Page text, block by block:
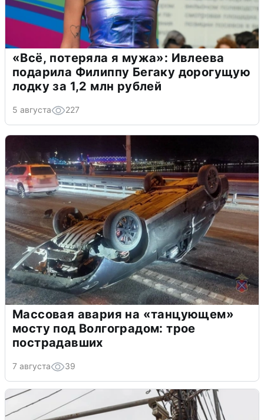
«Всё, потеряла я мужа»: Ивлеева
подарила Филиппу Бегаку дорогущую
лодку за 1,2 млн рублей
5 августа 227
Массовая авария на «танцующем»
мосту под Волгоградом: трое
пострадавших
7 августа 39